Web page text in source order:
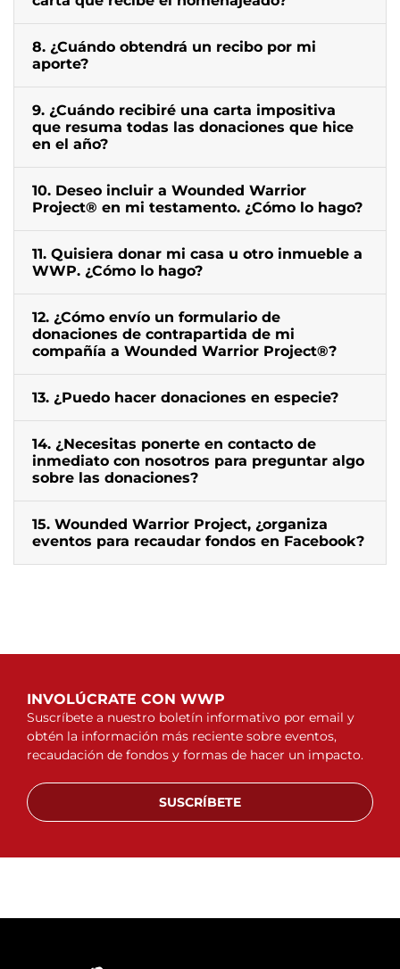
8. ¿Cuándo obtendrá un recibo por mi
aporte?
9. ¿Cuándo recibiré una carta impositiva
que resuma todas las donaciones que hice
en el año?
10. Deseo incluir a Wounded Warrior
Project® en mi testamento. ¿Cómo lo hago?
11. Quisiera donar mi casa u otro inmueble a
WWP. ¿Cómo lo hago?
12. ¿Cómo envío un formulario de
donaciones de contrapartida de mi
compañía a Wounded Warrior Project®?
13. ¿Puedo hacer donaciones en especie?
14. ¿Necesitas ponerte en contacto de
inmediato con nosotros para preguntar algo
sobre las donaciones?
15. Wounded Warrior Project, ¿organiza
eventos para recaudar fondos en Facebook?
INVOLÚCRATE CON WWP
Suscríbete a nuestro boletín informativo por email y
obtén la información más reciente sobre eventos,
recaudación de fondos y formas de hacer un impacto.
SUSCRÍBETE